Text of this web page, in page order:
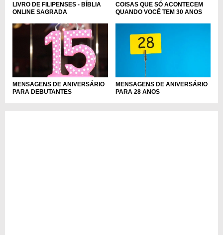
LIVRO DE FILIPENSES - BÍBLIA
ONLINE SAGRADA
COISAS QUE SÓ ACONTECEM
QUANDO VOCÊ TEM 30 ANOS
MENSAGENS DE ANIVERSÁRIO
PARA DEBUTANTES
MENSAGENS DE ANIVERSÁRIO
PARA 28 ANOS